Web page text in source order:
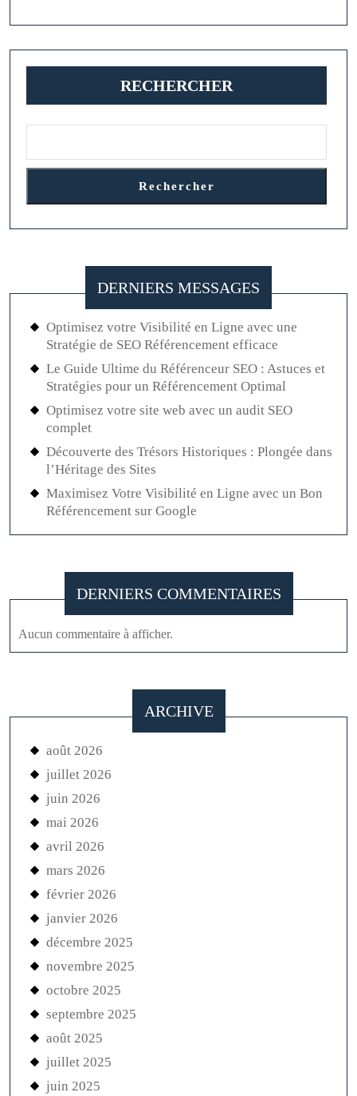
et
Pierres
RECHERCHER
Rechercher
DERNIERS MESSAGES
Optimisez votre Visibilité en Ligne avec une
Stratégie de SEO Référencement efficace
Le Guide Ultime du Référenceur SEO : Astuces et
Stratégies pour un Référencement Optimal
Optimisez votre site web avec un audit SEO
complet
Découverte des Trésors Historiques : Plongée dans
l’Héritage des Sites
Maximisez Votre Visibilité en Ligne avec un Bon
Référencement sur Google
DERNIERS COMMENTAIRES
Aucun commentaire à afficher.
ARCHIVE
août 2026
juillet 2026
juin 2026
mai 2026
avril 2026
mars 2026
février 2026
janvier 2026
décembre 2025
novembre 2025
octobre 2025
septembre 2025
août 2025
juillet 2025
juin 2025